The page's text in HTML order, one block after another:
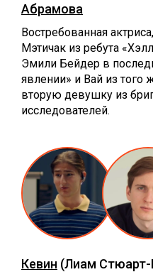
Абрамова
Востребованная
Мэтичак из ребута
Эмили Бейдер в
явлении» и Вай из того
вторую девушку из
исследователей.
Кевин (Лиам Стюарт-